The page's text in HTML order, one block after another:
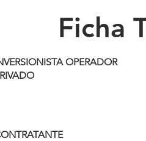
Ficha
OPERADOR